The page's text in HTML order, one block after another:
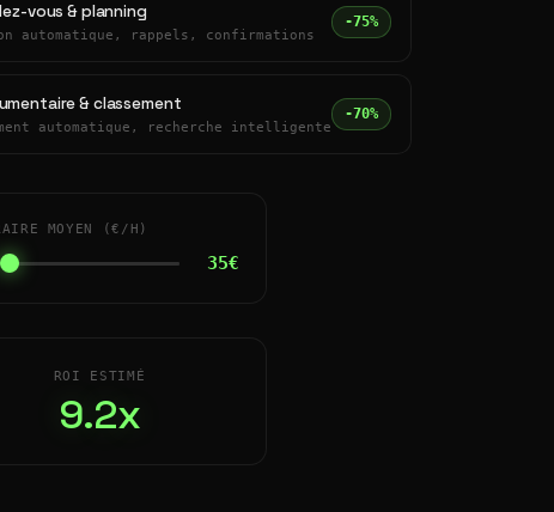
vous & planning
automatique, rappels, confirmations
-75%
& classement
automatique, recherche intelligente
-70%
MOYEN (€/H)
35€
ROI ESTIMÉ
9.2x